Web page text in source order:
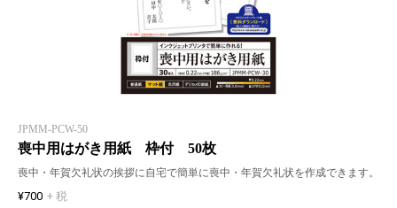
JPMM-PCW-50
喪中用はがき用紙 枠付 50枚
喪中・年賀欠礼状の挨拶に自宅で簡単に喪中・年賀欠礼状を作成できます。
¥700 + 税